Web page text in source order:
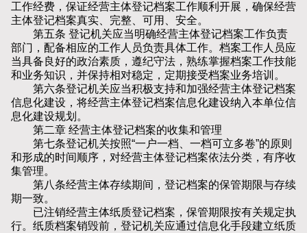
工作经费，保证经营主体登记档案工作顺利开展，确保经营
主体登记档案真实、完整、可用、安全。
第五条 登记机关应当明确经营主体登记档案工作负责
部门，配备相应的工作人员负责具体工作。档案工作人员应
当具备良好的政治素质，遵纪守法，熟练掌握档案工作技能
和业务知识，并保持相对稳定，定期接受档案业务培训。
第六条登记机关应当积极支持和加强经营主体登记档案
信息化建设，将经营主体登记档案信息化建设纳入本单位信
息化建设规划。
第二章 经营主体登记档案的收集和管理
第七条登记机关按照“一户一档、一档可立多卷”的原则
和形成的时间顺序，对经营主体登记档案依法分类，有序收
集管理。
第八条经营主体存续期间，登记档案的保管期限与存续
期一致。
已注销经营主体纸质登记档案，保管期限按有关规定执
行。纸质档案销毁前，登记机关应通过信息化手段建立纸质